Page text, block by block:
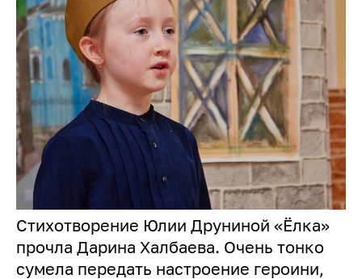
Cтихотворение Юлии Друниной «Ёлка»
прочла Дарина Халбаева. Очень тонко
сумела передать настроение героини,